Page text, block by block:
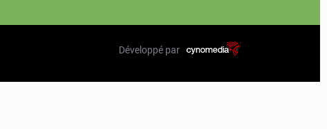
Développé par